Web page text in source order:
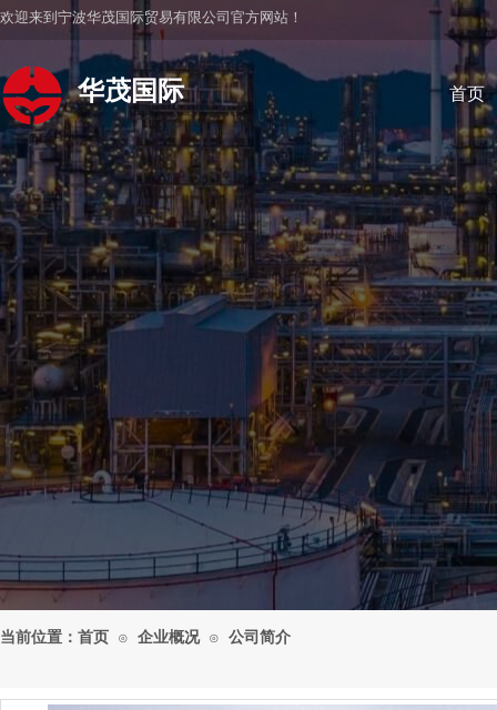
欢迎来到宁波华茂国际贸易有限公司官方网站！
华茂国际 首页
当前位置： 首页 ⊙ 企业概况 ⊙ 公司简介